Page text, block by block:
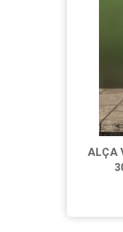
ALÇA